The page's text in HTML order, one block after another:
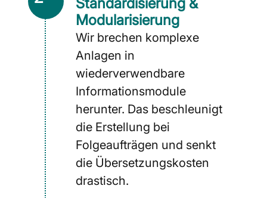
Modularisierung
Wir brechen komplexe
Anlagen in
wiederverwendbare
Informationsmodule
herunter. Das beschleunigt
die Erstellung bei
Folgeaufträgen und senkt
die Übersetzungskosten
drastisch.